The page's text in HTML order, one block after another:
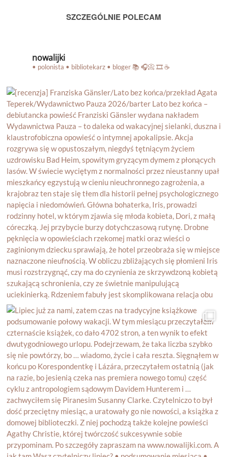
SZCZEGÓLNIE POLECAM
nowalijki
• polonista • bibliotekarz • bloger📚 🎧📀 🎞️ ☕️